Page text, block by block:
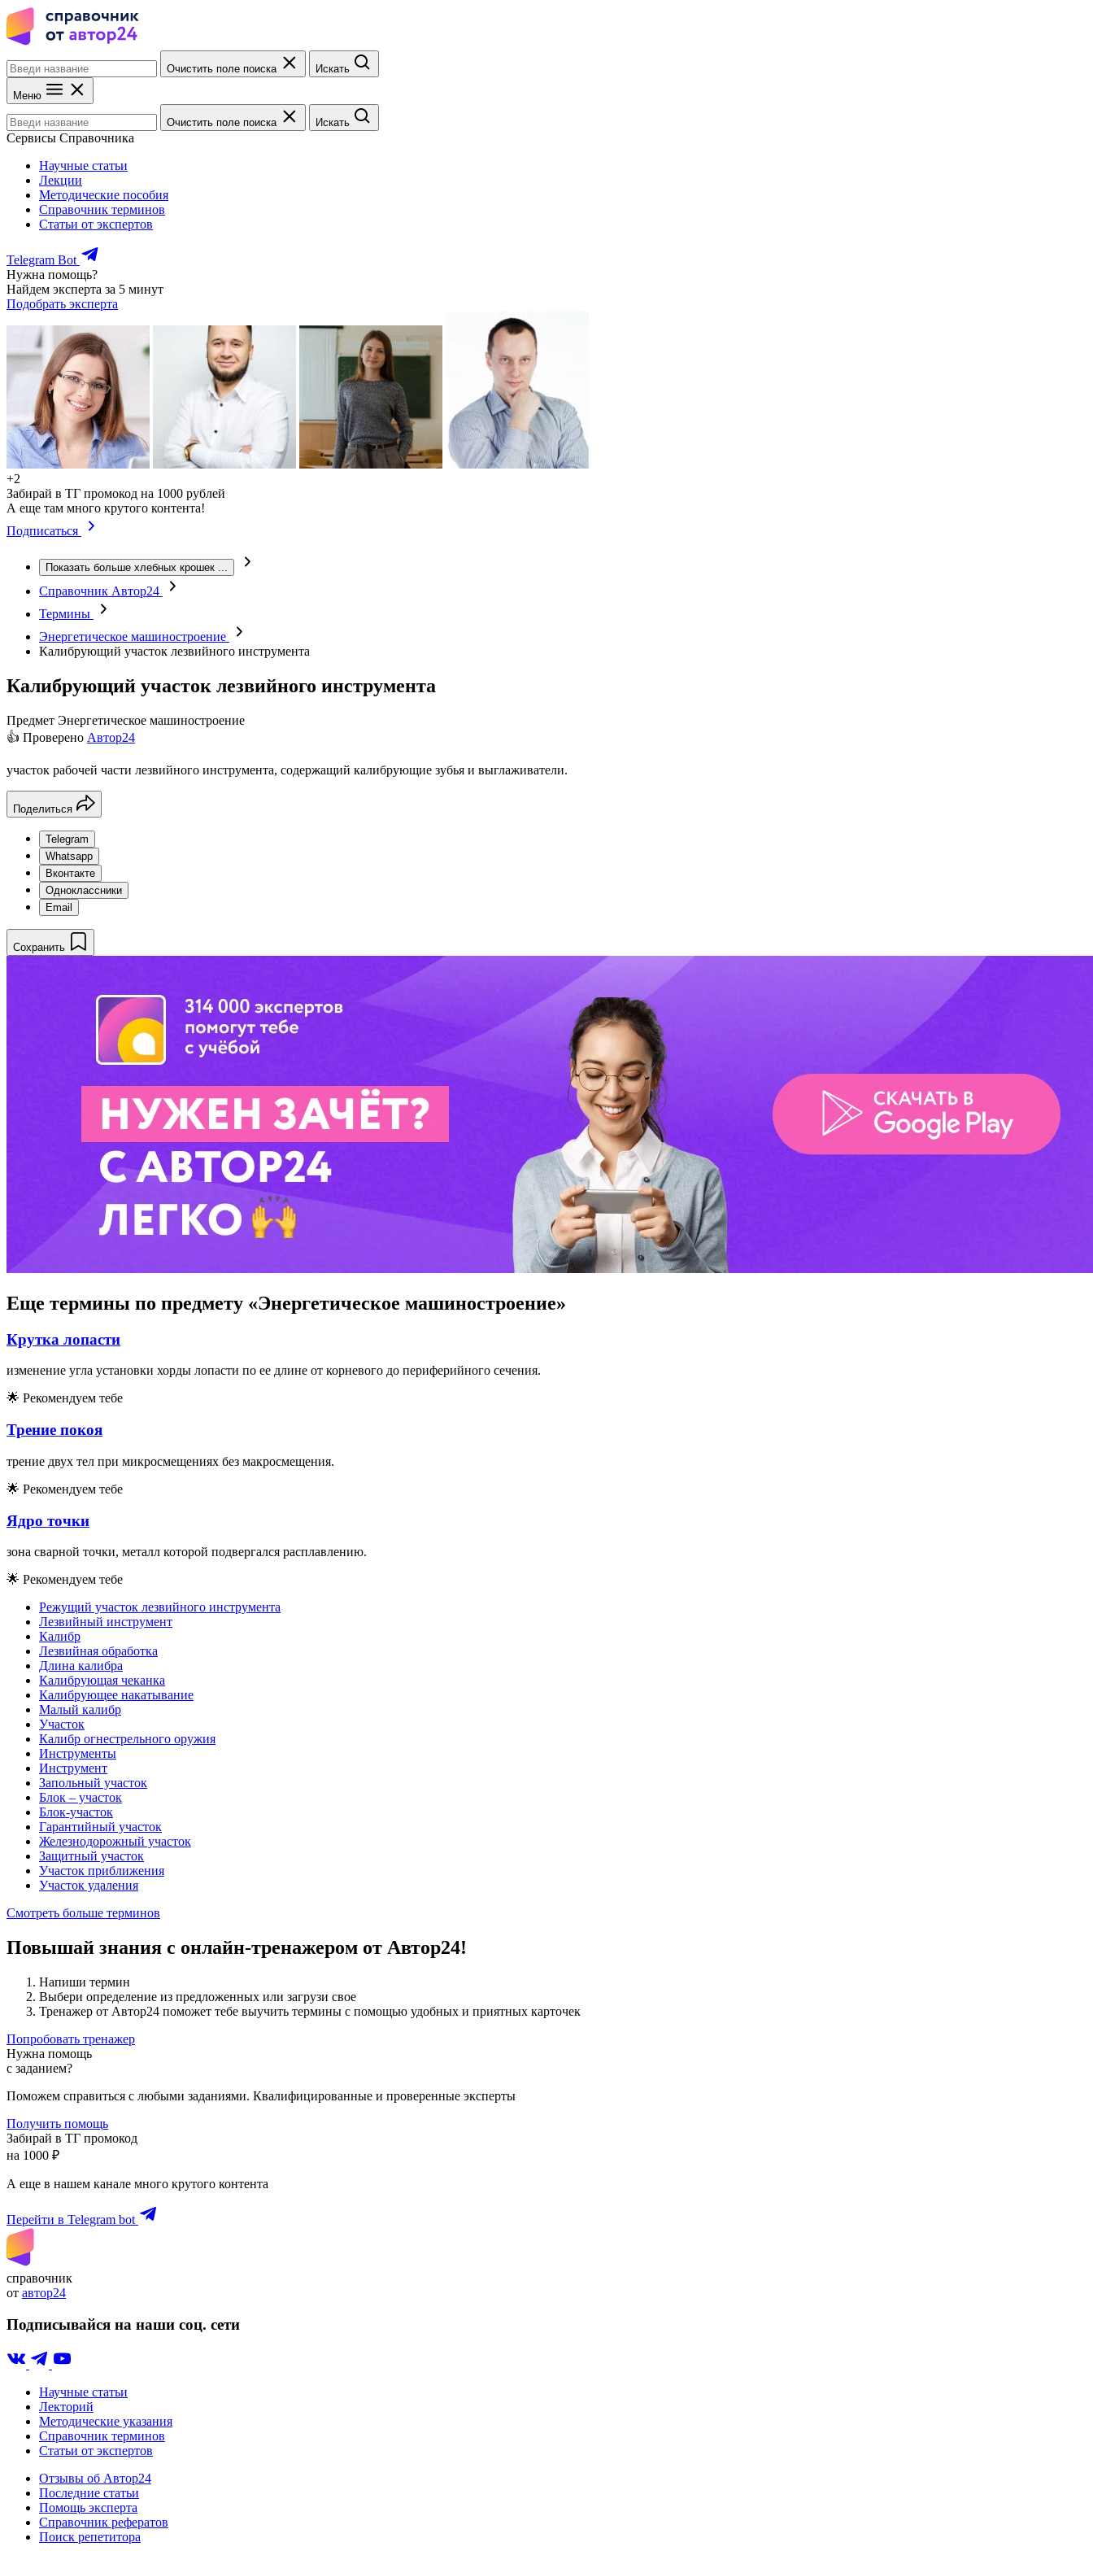
Очистить поле поиска Искать
Меню
Очистить поле поиска Искать
Сервисы Справочника
Научные статьи
Лекции
Методические пособия
Справочник терминов
Статьи от экспертов
Telegram Bot
Нужна помощь?
Найдем эксперта за 5 минут
Подобрать эксперта
+2
Забирай в ТГ промокод на 1000 рублей
А еще там много крутого контента!
Подписаться
Показать больше хлебных крошек ...
Справочник Автор24
Термины
Энергетическое машиностроение
Калибрующий участок лезвийного инструмента
Калибрующий участок лезвийного инструмента
Предмет Энергетическое машиностроение
👍 Проверено Автор24
участок рабочей части лезвийного инструмента, содержащий калибрующие зубья и выглаживатели.
Поделиться
Telegram
Whatsapp
Вконтакте
Одноклассники
Email
Сохранить
Еще термины по предмету «Энергетическое машиностроение»
Крутка лопасти
изменение угла установки хорды лопасти по ее длине от корневого до периферийного сечения.
🌟 Рекомендуем тебе
Трение покоя
трение двух тел при микросмещениях без макросмещения.
🌟 Рекомендуем тебе
Ядро точки
зона сварной точки, металл которой подвергался расплавлению.
🌟 Рекомендуем тебе
Режущий участок лезвийного инструмента
Лезвийный инструмент
Калибр
Лезвийная обработка
Длина калибра
Калибрующая чеканка
Калибрующее накатывание
Малый калибр
Участок
Калибр огнестрельного оружия
Инструменты
Инструмент
Запольный участок
Блок – участок
Блок-участок
Гарантийный участок
Железнодорожный участок
Защитный участок
Участок приближения
Участок удаления
Смотреть больше терминов
Повышай знания с онлайн-тренажером от Автор24!
Напиши термин
Выбери определение из предложенных или загрузи свое
Тренажер от Автор24 поможет тебе выучить термины с помощью удобных и приятных карточек
Попробовать тренажер
Нужна помощь
с заданием?
Поможем справиться с любыми заданиями. Квалифицированные и проверенные эксперты
Получить помощь
Забирай в ТГ промокод
на 1000 ₽
А еще в нашем канале много крутого контента
Перейти в Telegram bot
справочник
от автор24
Подписывайся на наши соц. сети
Научные статьи
Лекторий
Методические указания
Справочник терминов
Статьи от экспертов
Отзывы об Автор24
Последние статьи
Помощь эксперта
Справочник рефератов
Поиск репетитора